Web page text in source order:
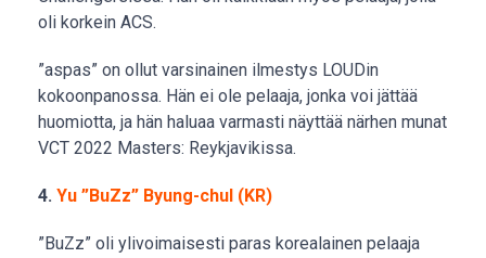
oli korkein ACS.
”aspas” on ollut varsinainen ilmestys LOUDin
kokoonpanossa. Hän ei ole pelaaja, jonka voi jättää
huomiotta, ja hän haluaa varmasti näyttää närhen munat
VCT 2022 Masters: Reykjavikissa.
4. Yu ”BuZz” Byung-chul (KR)
”BuZz” oli ylivoimaisesti paras korealainen pelaaja